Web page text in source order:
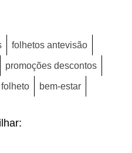
folhetos antevisão
promoções descontos
folheto bem-estar